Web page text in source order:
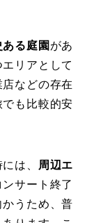
る庭園 があ
リアとして
などの存在
も比較的安
は、
周辺エ
サート終了
うため、普